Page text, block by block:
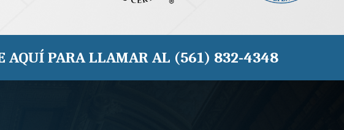
AQUÍ PARA LLAMAR AL (561) 832-4348